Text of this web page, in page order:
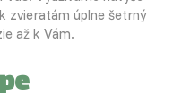
zvieratám úplne šetrný
až k Vám.